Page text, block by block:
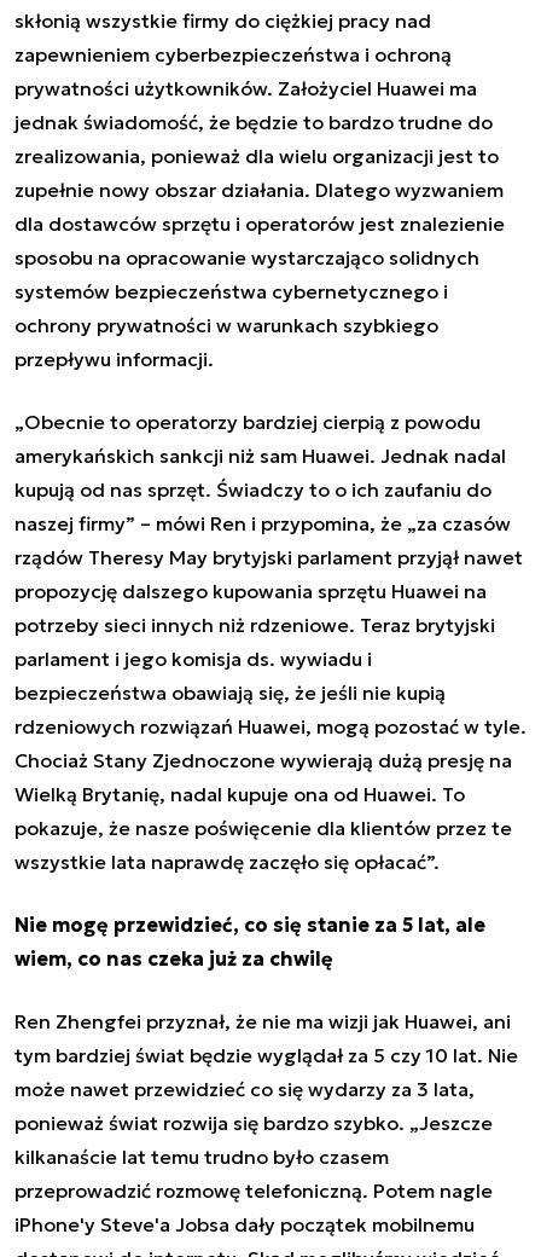
skłonią wszystkie firmy do ciężkiej pracy nad
zapewnieniem cyberbezpieczeństwa i ochroną
prywatności użytkowników. Założyciel Huawei ma
jednak świadomość, że będzie to bardzo trudne do
zrealizowania, ponieważ dla wielu organizacji jest to
zupełnie nowy obszar działania. Dlatego wyzwaniem
dla dostawców sprzętu i operatorów jest znalezienie
sposobu na opracowanie wystarczająco solidnych
systemów bezpieczeństwa cybernetycznego i
ochrony prywatności w warunkach szybkiego
przepływu informacji.
„Obecnie to operatorzy bardziej cierpią z powodu
amerykańskich sankcji niż sam Huawei. Jednak nadal
kupują od nas sprzęt. Świadczy to o ich zaufaniu do
naszej firmy” – mówi Ren i przypomina, że „za czasów
rządów Theresy May brytyjski parlament przyjął nawet
propozycję dalszego kupowania sprzętu Huawei na
potrzeby sieci innych niż rdzeniowe. Teraz brytyjski
parlament i jego komisja ds. wywiadu i
bezpieczeństwa obawiają się, że jeśli nie kupią
rdzeniowych rozwiązań Huawei, mogą pozostać w tyle.
Chociaż Stany Zjednoczone wywierają dużą presję na
Wielką Brytanię, nadal kupuje ona od Huawei. To
pokazuje, że nasze poświęcenie dla klientów przez te
wszystkie lata naprawdę zaczęło się opłacać”.
Nie mogę przewidzieć, co się stanie za 5 lat, ale
wiem, co nas czeka już za chwilę
Ren Zhengfei przyznał, że nie ma wizji jak Huawei, ani
tym bardziej świat będzie wyglądał za 5 czy 10 lat. Nie
może nawet przewidzieć co się wydarzy za 3 lata,
ponieważ świat rozwija się bardzo szybko. „Jeszcze
kilkanaście lat temu trudno było czasem
przeprowadzić rozmowę telefoniczną. Potem nagle
iPhone'y Steve'a Jobsa dały początek mobilnemu